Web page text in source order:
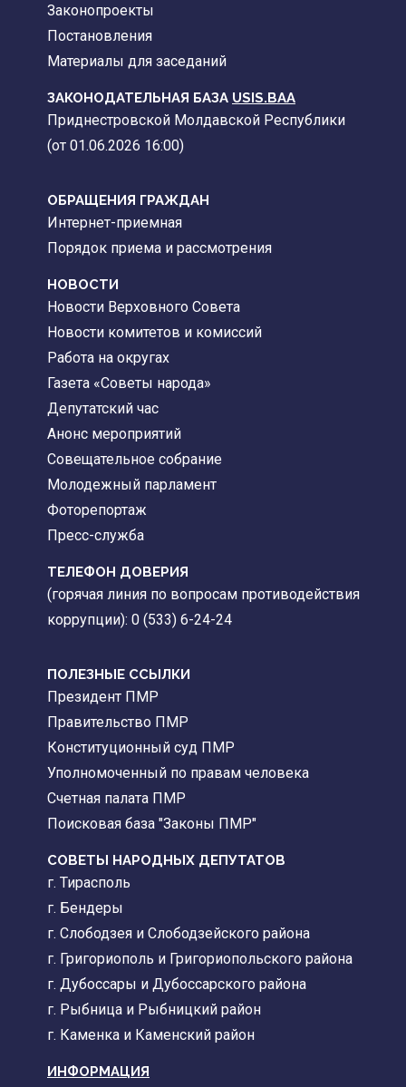
Законопроекты
Постановления
Материалы для заседаний
ЗАКОНОДАТЕЛЬНАЯ БАЗА USIS.BAA
Приднестровской Молдавской Республики
(от 01.06.2026 16:00)
ОБРАЩЕНИЯ ГРАЖДАН
Интернет-приемная
Порядок приема и рассмотрения
НОВОСТИ
Новости Верховного Совета
Новости комитетов и комиссий
Работа на округах
Газета «Советы народа»
Депутатский час
Анонс мероприятий
Совещательное собрание
Молодежный парламент
Фоторепортаж
Пресс-служба
ТЕЛЕФОН ДОВЕРИЯ
(горячая линия по вопросам противодействия
коррупции): 0 (533) 6-24-24
ПОЛЕЗНЫЕ ССЫЛКИ
Президент ПМР
Правительство ПМР
Конституционный суд ПМР
Уполномоченный по правам человека
Счетная палата ПМР
Поисковая база "Законы ПМР"
СОВЕТЫ НАРОДНЫХ ДЕПУТАТОВ
г. Тирасполь
г. Бендеры
г. Слободзея и Слободзейского района
г. Григориополь и Григориопольского района
г. Дубоссары и Дубоссарского района
г. Рыбница и Рыбницкий район
г. Каменка и Каменский район
ИНФОРМАЦИЯ